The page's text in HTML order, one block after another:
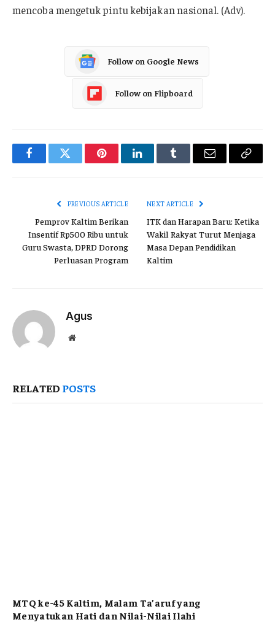
mencoba mengetuk pintu kebijakan nasional. (Adv).
Follow on Google News
Follow on Flipboard
FacebookTwitter PinterestLinkedInTumblr Email
Copy
PREVIOUS ARTICLE
Pemprov Kaltim Berikan
Insentif Rp500 Ribu untuk
Guru Swasta, DPRD Dorong
Perluasan Program
NEXT ARTICLE
ITK dan Harapan Baru: Ketika
Wakil Rakyat Turut Menjaga
Masa Depan Pendidikan
Kaltim
Agus
Website
RELATED POSTS
MTQ ke-45 Kaltim, Malam Ta’aruf yang
Menyatukan Hati dan Nilai-Nilai Ilahi